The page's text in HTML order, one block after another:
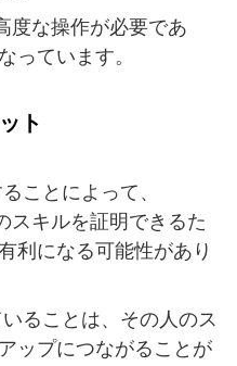
度な操作が必要であ
っています。
ト
ことによって、
キルを証明できるた
利になる可能性があり
ることは、その人のス
ップにつながることが